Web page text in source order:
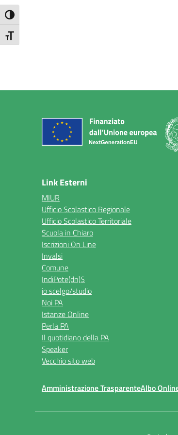
Attiva/disattiva alto contrasto
Attiva/disattiva dimensione testo
Link Esterni
MIUR
Ufficio Scolastico Regionale
Ufficio Scolastico Territoriale
Scuola in Chiaro
Iscrizioni On Line
Invalsi
Comune
IndiPote(dn)S
io scelgo/studio
Noi PA
Istanze Online
Perla PA
Il quotidiano della PA
Speaker
Vecchio sito web
Amministrazione TrasparenteAlbo